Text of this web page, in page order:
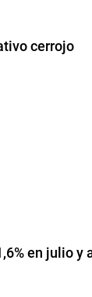
cerrojo
en julio y